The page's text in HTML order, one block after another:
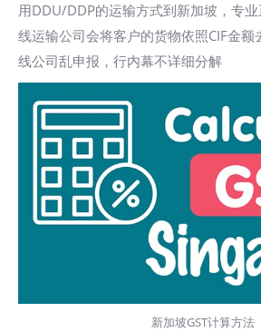
用DDU/DDP的运输方式到新加坡，专
线运输公司会将客户的货物依照CIF金
线公司乱申报，行内幕不详细分解
新加坡GST计算方法